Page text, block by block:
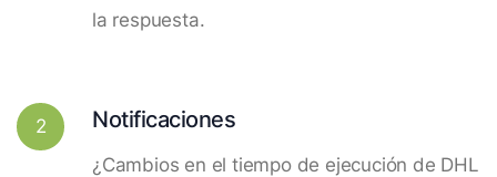
la respuesta.
2 Notificaciones
¿Cambios en el tiempo de ejecución de DHL